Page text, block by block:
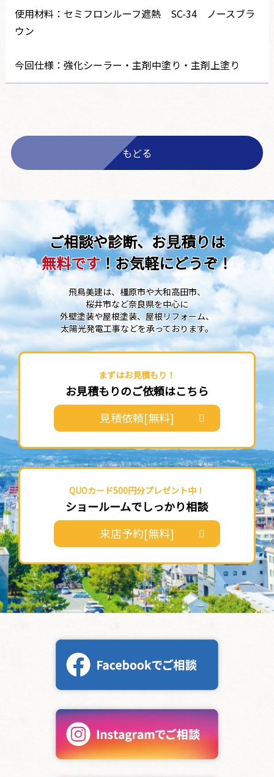
使用材料：セミフロンルーフ遮熱 SC-34 ノースブラ
ウン
今回仕様：強化シーラー・主剤中塗り・主剤上塗り
もどる
ご相談や診断、お見積りは
無料です！お気軽にどうぞ！
飛鳥美建は、橿原市や大和高田市、
桜井市など奈良県を中心に
外壁塗装や屋根塗装、屋根リフォーム、
太陽光発電工事などを承っております。
まずはお見積もり！
お見積もりのご依頼はこちら
見積依頼[無料]
QUOカード500円分プレゼント中！
ショールームでしっかり相談
来店予約[無料]